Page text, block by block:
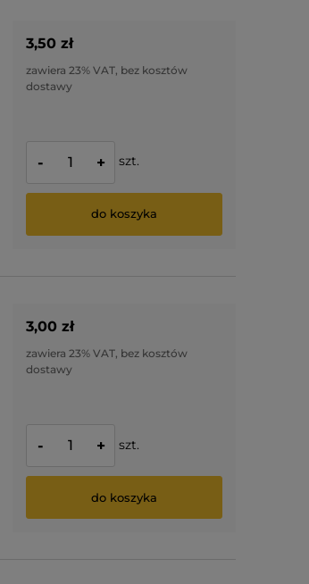
3,50 zł
zawiera 23% VAT, bez kosztów
dostawy
- + szt.
do koszyka
3,00 zł
zawiera 23% VAT, bez kosztów
dostawy
- + szt.
do koszyka